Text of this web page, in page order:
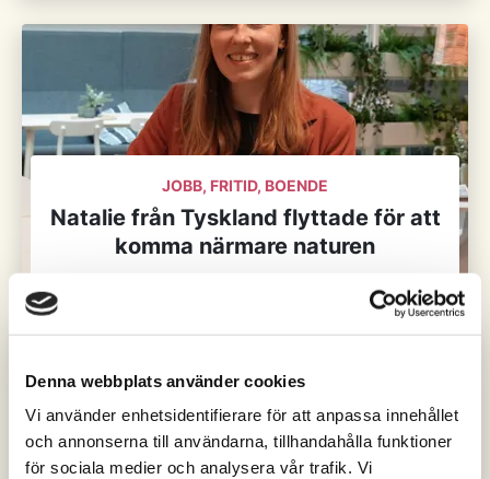
Denna webbplats använder cookies
Vi använder enhetsidentifierare för att anpassa innehållet
och annonserna till användarna, tillhandahålla funktioner
för sociala medier och analysera vår trafik. Vi
JOBB, FRITID, BOENDE
Natalie från Tyskland flyttade för att
komma närmare naturen